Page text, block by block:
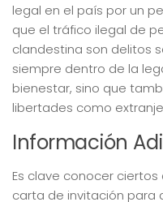
legal en el país por un
que el tráfico ilegal de
clandestina son delitos
siempre dentro de la
bienestar, sino que
libertades como
Información
Es clave conocer
carta de invitación para